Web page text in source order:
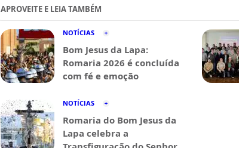
APROVEITE E LEIA TAMBÉM
NOTÍCIAS
Bom Jesus da Lapa:
Romaria 2026 é concluída
com fé e emoção
NOTÍCIAS
Romaria do Bom Jesus da
Lapa celebra a